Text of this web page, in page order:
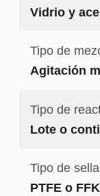
Vidrio y
Tipo de
Agitación
Tipo de
Lote o
Tipo de
PTFE o